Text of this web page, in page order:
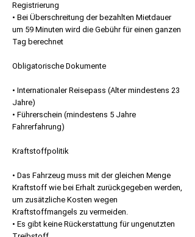
Registrierung
• Bei Überschreitung der bezahlten Mietdauer
um 59 Minuten wird die Gebühr für einen ganzen
Tag berechnet
Obligatorische Dokumente
• Internationaler Reisepass (Alter mindestens 23
Jahre)
• Führerschein (mindestens 5 Jahre
Fahrerfahrung)
Kraftstoffpolitik
• Das Fahrzeug muss mit der gleichen Menge
Kraftstoff wie bei Erhalt zurückgegeben werden,
um zusätzliche Kosten wegen
Kraftstoffmangels zu vermeiden.
• Es gibt keine Rückerstattung für ungenutzten